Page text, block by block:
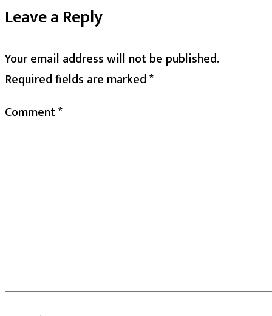
Leave a Reply
Your email address will not be published.
Required fields are marked*
Comment*